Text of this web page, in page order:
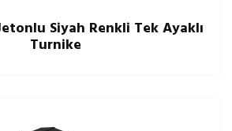
Siyah Renkli Tek Ayaklı
Turnike